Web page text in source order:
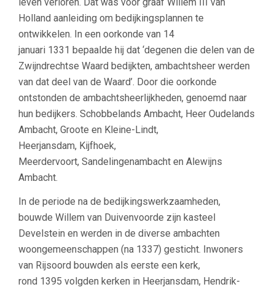
Holland aanleiding om bedijkingsplannen te
ontwikkelen. In een oorkonde van 14
januari 1331 bepaalde hij dat ‘degenen die delen van de
Zwijndrechtse Waard bedijkten, ambachtsheer werden
van dat deel van de Waard’. Door die oorkonde
ontstonden de ambachtsheerlijkheden, genoemd naar
hun bedijkers. Schobbelands Ambacht, Heer Oudelands
Ambacht, Groote en Kleine-Lindt,
Heerjansdam, Kijfhoek,
Meerdervoort, Sandelingenambacht en Alewijns
Ambacht.
In de periode na de bedijkingswerkzaamheden,
bouwde Willem van Duivenvoorde zijn kasteel
Develstein en werden in de diverse ambachten
woongemeenschappen (na 1337) gesticht. Inwoners
van Rijsoord bouwden als eerste een kerk,
rond 1395 volgden kerken in Heerjansdam, Hendrik-